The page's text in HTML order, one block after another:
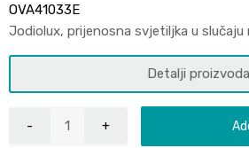
OVA41033E
Jodiolux, prijenosna svjetiljka u slučaju
Detalji proizvoda